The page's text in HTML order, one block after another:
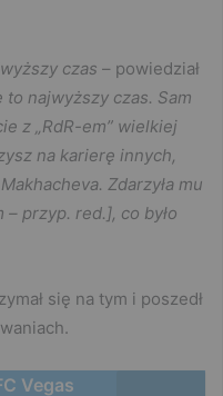
czas – powiedział
to najwyższy czas. Sam
z „RdR-em” wielkiej
na karierę innych,
Zdarzyła mu
przyp. red.], co było
się na tym i poszedł
Vegas